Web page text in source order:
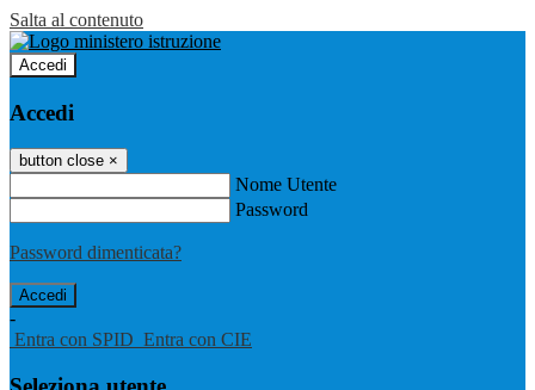
Salta al contenuto
Accedi
Accedi
button close ×
Nome Utente
Password
Password dimenticata?
-
Entra con SPID Entra con CIE